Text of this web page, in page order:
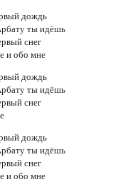
дождь
ты идёшь
снег
и обо мне
дождь
ты идёшь
снег
дождь
ты идёшь
снег
и обо мне